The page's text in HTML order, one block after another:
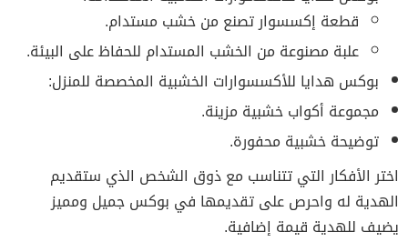
قطعة إكسسوار تصنع من خشب مستدام.
علبة مصنوعة من الخشب المستدام للحفاظ على البيئة.
بوكس هدايا للأكسسوارات الخشبية المخصصة للمنزل:
مجموعة أكواب خشبية مزينة.
توضيحة خشبية محفورة.
اختر الأفكار التي تتناسب مع ذوق الشخص الذي ستقديم
الهدية له واحرص على تقديمها في بوكس جميل ومميز
يضيف للهدية قيمة إضافية.